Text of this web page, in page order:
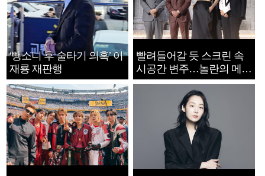
‘뺑소니 후 술타기 의혹’ 이
재룡 재판행
빨려들어갈 듯 스크린 속
시공간 변주…놀란의 메시
지는 ‘전쟁 속죄’